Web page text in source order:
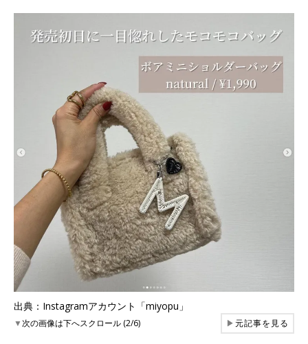
出典：Instagramアカウント「miyopu」
▼次の画像は下へスクロール (2/6) ▶元記事を見る